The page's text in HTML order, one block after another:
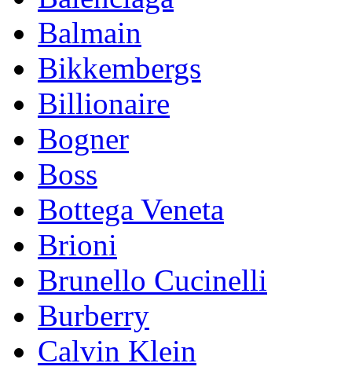
Balmain
Bikkembergs
Billionaire
Bogner
Boss
Bottega Veneta
Brioni
Brunello Cucinelli
Burberry
Calvin Klein